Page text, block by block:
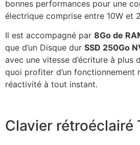
bonnes performances pour une
électrique comprise entre 10W et
Il est accompagné par 8Go de
que d’un Disque dur SSD 250Go
avec une vitesse d’écriture à plus
quoi profiter d’un fonctionnement
réactivité à tout instant.
Clavier rétroéclairé